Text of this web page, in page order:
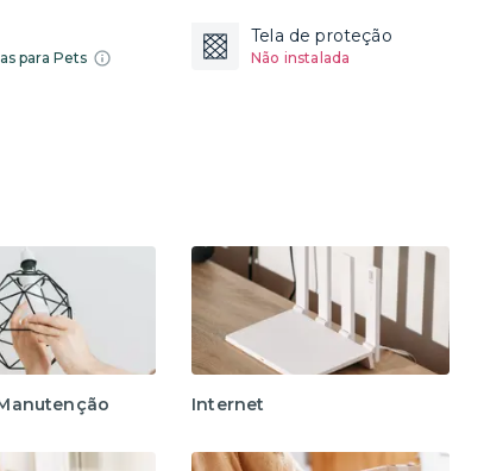
para Pets
Tela de proteção
Não instalada
Internet